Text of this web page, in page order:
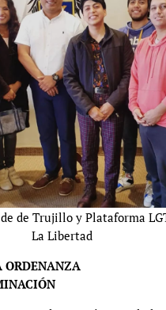
de Trujillo y Plataforma
La Libertad
ORDENANZA